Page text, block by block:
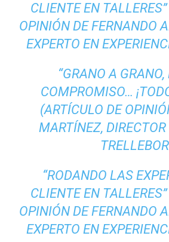
CLIENTE EN
OPINIÓN DE FERNANDO
EXPERTO EN
“GRANO A GRANO,
COMPROMISO…
(ARTÍCULO DE
MARTÍNEZ,
“RODANDO LAS
CLIENTE EN
OPINIÓN DE FERNANDO
EXPERTO EN